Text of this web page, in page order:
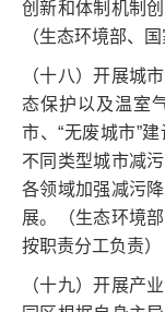
创新和体制机制
（生态环境部、
（十八）开展城
态保护以及温室
市、“无废城市”
不同类型城市减
各领域加强减污
展。（生态环境
按职责分工负责）
（十九）开展产